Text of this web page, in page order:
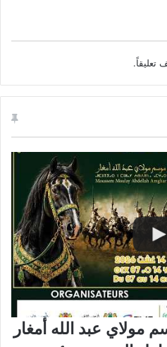
تعليقاً.
مولاي عبد الله أمغار